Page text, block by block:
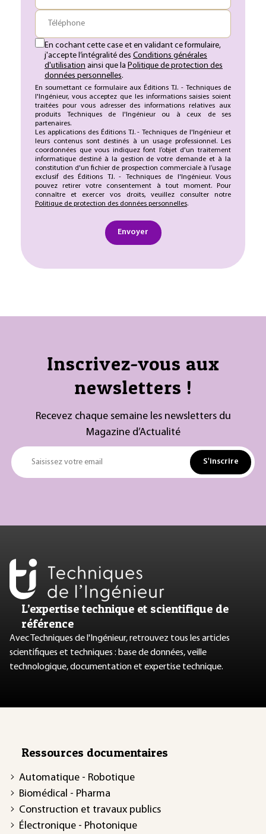
Téléphone
En cochant cette case et en validant ce formulaire,
j'accepte l’intégralité des Conditions générales
d'utilisation ainsi que la Politique de protection des
données personnelles.
En soumettant ce formulaire aux Éditions T.I. - Techniques de
l'Ingénieur, vous acceptez que les informations saisies soient
traitées pour vous adresser des informations relatives aux
produits Techniques de l'Ingénieur ou à ceux de ses
partenaires.
Les applications des Éditions T.I. - Techniques de l'Ingénieur et
leurs contenus sont destinés à un usage professionnel. Les
coordonnées que vous indiquez font l’objet d'un traitement
informatique destiné à la gestion de votre demande et à la
constitution d'un fichier de prospection commerciale à l’usage
exclusif des Éditions T.I. - Techniques de l'Ingénieur. Vous
pouvez retirer votre consentement à tout moment. Pour
connaître et exercer vos droits, veuillez consulter notre
Politique de protection des données personnelles.
Envoyer
Inscrivez-vous aux
newsletters !
Recevez chaque semaine les newsletters du
Magazine d’Actualité
Saisissez votre email S'inscrire
L’expertise technique et scientifique de
référence
Avec Techniques de l'Ingénieur, retrouvez tous les articles
scientifiques et techniques : base de données, veille
technologique, documentation et expertise technique.
Ressources documentaires
Automatique - Robotique
Biomédical - Pharma
Construction et travaux publics
Électronique - Photonique